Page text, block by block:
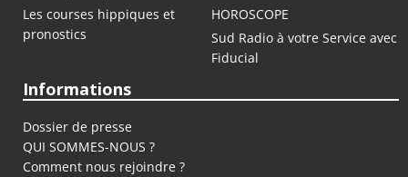
Les courses hippiques et
pronostics
HOROSCOPE
Sud Radio à votre Service avec
Fiducial
Informations
Dossier de presse
QUI SOMMES-NOUS ?
Comment nous rejoindre ?